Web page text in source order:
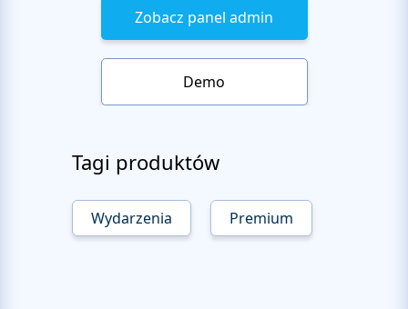
Zobacz panel admin
Demo
Tagi produktów
Wydarzenia Premium